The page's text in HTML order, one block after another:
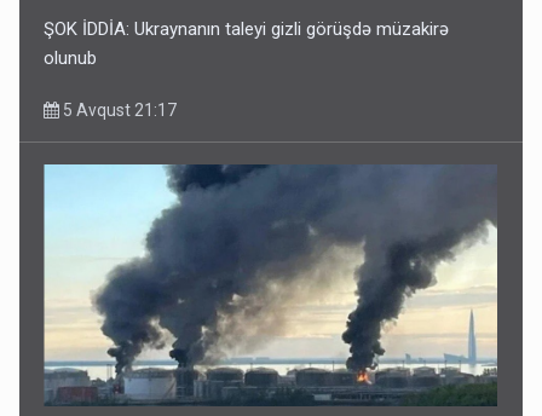
ŞOK İDDİA: Ukraynanın taleyi gizli görüşdə müzakirə
olunub
5 Avqust 21:17